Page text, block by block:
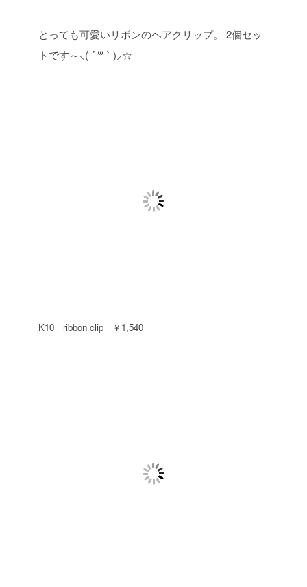
とっても可愛いリボンのヘアクリップ。
2個セッ
トです～⸜( ´ ꒳ ` )⸝☆
K10 ribbon clip ￥1,540